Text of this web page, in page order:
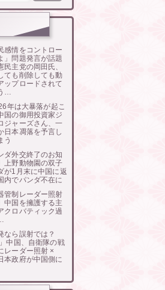
に
」「あちらと組んだ方がいいのでは？」
ソックス躍進
感情をコントロー
」問題発言が話題
民主党の岡田氏、
ても削除しても動
ップロードされて
…
年は大暴落が起こ
国の御用投資家ジ
ジャーズさん、一
日本凋落を予言し
う
ダ外交終了のお知
上野動物園の双子
が1月末に中国に返
内でパンダ不在に
管制レーダー照射
中国を擁護する主
クロバティック過
なら誤射では？
中国、自衛隊の戦
レーダー照射 ×
本政府が中国側に